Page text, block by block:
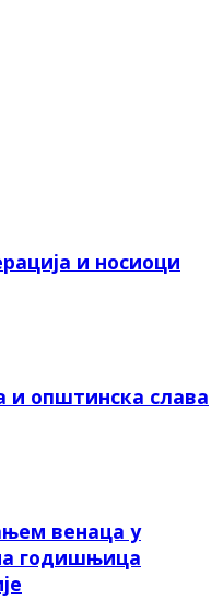
и носиоци
и општинска слава
венаца у
годишњица